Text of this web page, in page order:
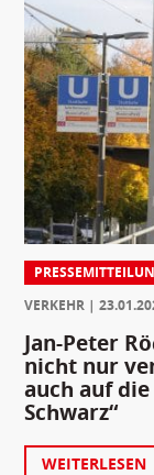
VERKEHR
Jan-Peter
nicht nur
auch auf
Schwarz“
WEITERLESEN